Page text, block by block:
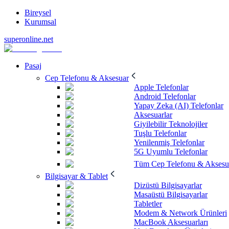
Bireysel
Kurumsal
superonline.net
Pasaj
Cep Telefonu & Aksesuar
Apple Telefonlar
Android Telefonlar
Yapay Zeka (AI) Telefonlar
Aksesuarlar
Giyilebilir Teknolojiler
Tuşlu Telefonlar
Yenilenmiş Telefonlar
5G Uyumlu Telefonlar
Tüm Cep Telefonu &
Bilgisayar & Tablet
Dizüstü Bilgisayarlar
Masaüstü Bilgisayarlar
Tabletler
Modem & Network Ürünleri
MacBook Aksesuarları